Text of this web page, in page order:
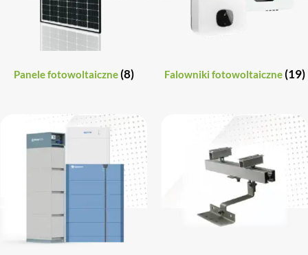
Panele fotowoltaiczne (8) Falowniki fotowoltaiczne (19)